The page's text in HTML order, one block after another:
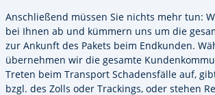
Anschließend müssen Sie nichts mehr tun:
bei Ihnen ab und kümmern uns um die
zur Ankunft des Pakets beim Endkunden.
übernehmen wir die gesamte
Treten beim Transport Schadensfälle auf,
bzgl. des Zolls oder Trackings, oder stehen